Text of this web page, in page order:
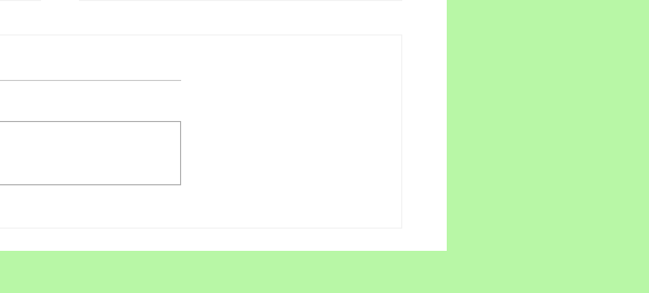
夏の睡眠